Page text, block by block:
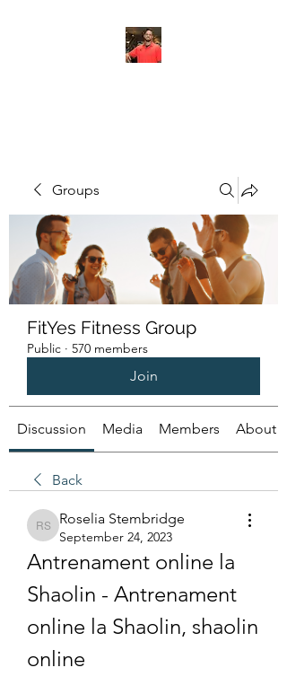
Groups
FitYes Fitness Group
Public · 570 members
Join
Discussion Media Members About
Back
Roselia Stembridge
Roselia Stembridge
September 24, 2023
Antrenament online la
Shaolin - Antrenament
online la Shaolin, shaolin
online